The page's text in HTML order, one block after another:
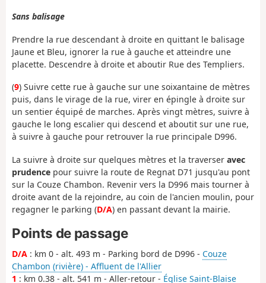
Sans balisage
Prendre la rue descendant à droite en quittant le balisage
Jaune et Bleu, ignorer la rue à gauche et atteindre une
placette. Descendre à droite et aboutir Rue des Templiers.
(9) Suivre cette rue à gauche sur une soixantaine de mètres
puis, dans le virage de la rue, virer en épingle à droite sur
un sentier équipé de marches. Après vingt mètres, suivre à
gauche le long escalier qui descend et aboutit sur une rue,
à suivre à gauche pour retrouver la rue principale D996.
La suivre à droite sur quelques mètres et la traverser avec
prudence pour suivre la route de Regnat D71 jusqu'au pont
sur la Couze Chambon. Revenir vers la D996 mais tourner à
droite avant de la rejoindre, au coin de l'ancien moulin, pour
regagner le parking (D/A) en passant devant la mairie.
Points de passage
D/A : km 0 - alt. 493 m - Parking bord de D996 - Couze
Chambon (rivière) - Affluent de l'Allier
1 : km 0.38 - alt. 541 m - Aller-retour - Église Saint-Blaise